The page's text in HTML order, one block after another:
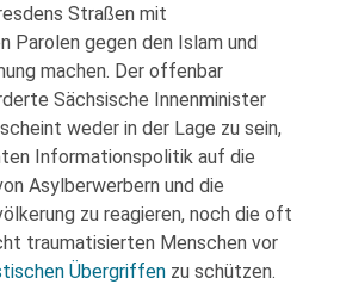
Straßen mit
Parolen gegen den Islam und
machen. Der offenbar
Sächsische Innenminister
weder in der Lage zu sein,
Informationspolitik auf die
Asylberwerbern und die
zu reagieren, noch die oft
traumatisierten Menschen vor
Übergriffen zu schützen.